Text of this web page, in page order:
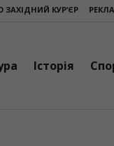
ЗАХІДНИЙ КУР’ЄРі добрі справи
Історія